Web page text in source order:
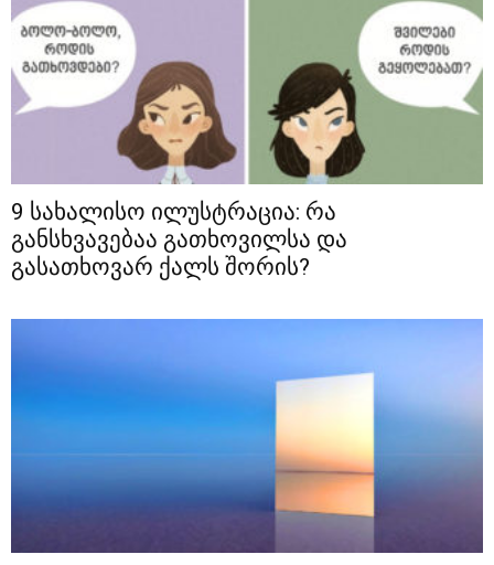
9 სახალისო ილუსტრაცია: რა
განსხვავებაა გათხოვილსა და
გასათხოვარ ქალს შორის?